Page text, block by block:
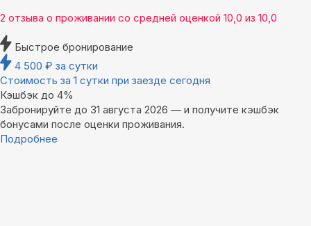
2 отзыва о проживании со средней оценкой 10,0 из 10,0
Быстрое бронирование
4 500 ₽ за сутки
Стоимость за 1 сутки при заезде сегодня
Кэшбэк до 4%
Забронируйте до 31 августа 2026 — и получите кэшбэк
бонусами после оценки проживания.
Подробнее